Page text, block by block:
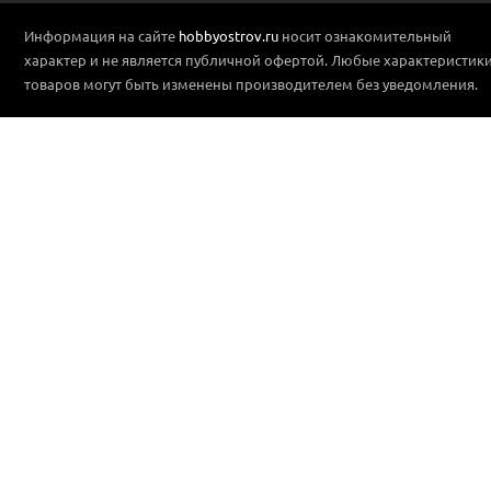
Информация на сайте hobbyostrov.ru носит ознакомительный
характер и не является публичной офертой. Любые
товаров могут быть изменены производителем без уведомления.